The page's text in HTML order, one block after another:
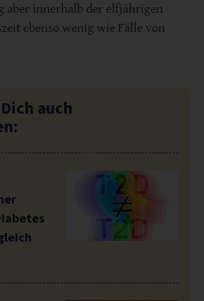
aber innerhalb der elfjährigen
ebenso wenig wie Fälle von
auch